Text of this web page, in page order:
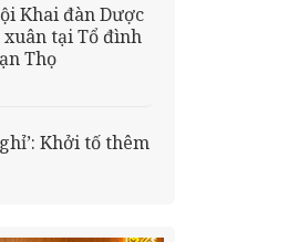
Khai đàn Dược
xuân tại Tổ đình
Thọ
Khởi tố thêm